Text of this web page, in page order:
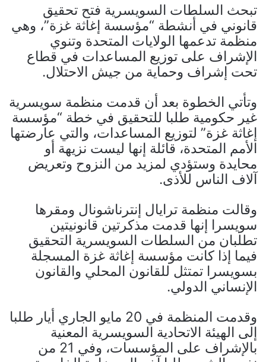
تبحث السلطات السويسرية فتح تحقيق
قانوني في أنشطة “مؤسسة إغاثة غزة”، وهي
منظمة تدعمها الولايات المتحدة وتنوي
الإشراف على توزيع المساعدات في قطاع
تحت إشراف وحماية من جيش الاحتلال.
وتأتي الخطوة بعد أن قدمت منظمة سويسرية
غير حكومية طلبا للتحقيق في خطة “مؤسسة
إغاثة غزة” لتوزيع المساعدات، والتي عارضتها
الأمم المتحدة، قائلة إنها ليست نزيهة أو
محايدة وستؤدي لمزيد من النزوح وتعريض
آلاف الناس للأذى.
وقالت منظمة ترايال إنترناشونال ومقرها
سويسرا إنها قدمت مذكرتين قانونيتين
تطلبان من السلطات السويسرية التحقيق
فيما إذا كانت مؤسسة إغاثة غزة المسجلة
بسويسرا تمتثل للقانون المحلي والقانون
الإنساني الدولي.
وقدمت المنظمة في 20 مايو الجاري أيار طلبا
إلى الهيئة الاتحادية السويسرية المعنية
بالإشراف على المؤسسات، وفي 21 من